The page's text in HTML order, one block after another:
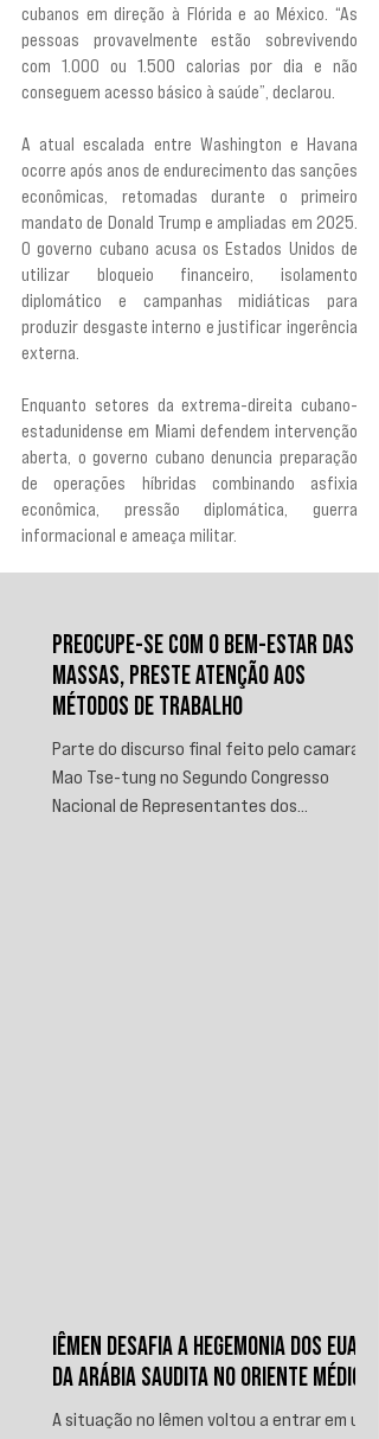
cubanos em direção à Flórida e ao México. “As
pessoas provavelmente estão sobrevivendo
com 1.000 ou 1.500 calorias por dia e não
conseguem acesso básico à saúde”, declarou.
A atual escalada entre Washington e Havana
ocorre após anos de endurecimento das sanções
econômicas, retomadas durante o primeiro
mandato de Donald Trump e ampliadas em 2025.
O governo cubano acusa os Estados Unidos de
utilizar bloqueio financeiro, isolamento
diplomático e campanhas midiáticas para
produzir desgaste interno e justificar ingerência
externa.
Enquanto setores da extrema-direita cubano-
estadunidense em Miami defendem intervenção
aberta, o governo cubano denuncia preparação
de operações híbridas combinando asfixia
econômica, pressão diplomática, guerra
informacional e ameaça militar.
PREOCUPE-SE COM O BEM-ESTAR DAS
MASSAS, PRESTE ATENÇÃO AOS
MÉTODOS DE TRABALHO
Parte do discurso final feito pelo camarada
Mao Tse-tung no Segundo Congresso
Nacional de Representantes dos
IÊMEN DESAFIA A HEGEMONIA DOS EUA E
DA ARÁBIA SAUDITA NO ORIENTE MÉDIO
A situação no Iêmen voltou a entrar em uma